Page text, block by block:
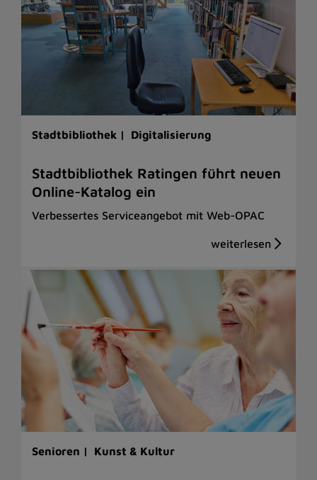
Stadtbibliothek | Digitalisierung
Stadtbibliothek Ratingen führt neuen
Online-Katalog ein
Verbessertes Serviceangebot mit Web-OPAC
Senioren | Kunst & Kultur